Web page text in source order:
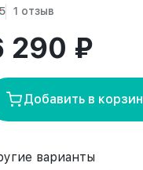
5 1 отзыв
290 ₽
Добавить в
варианты